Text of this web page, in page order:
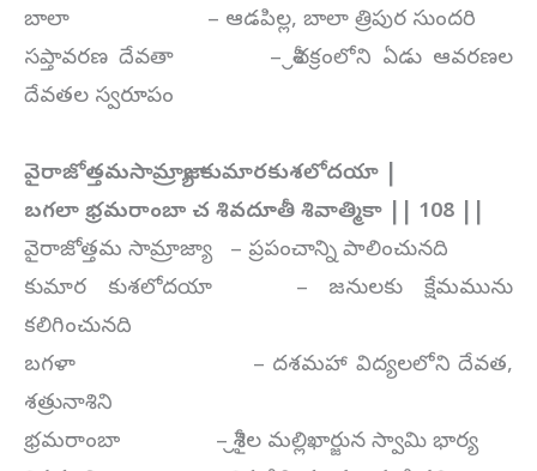
బాలా – ఆడపిల్ల, బాలా త్రిపుర సుందరి
సప్తావరణ దేవతా – శ్రీచక్రంలోని ఏడు ఆవరణల
దేవతల స్వరూపం
వైరాజోత్తమసామ్రాజ్యా కుమారకుశలోదయా |
బగలా భ్రమరాంబా చ శివదూతీ శివాత్మికా || 108 ||
వైరాజోత్తమ సామ్రాజ్యా – ప్రపంచాన్ని పాలించునది
కుమార కుశలోదయా – జనులకు క్షేమమును
కలిగించునది
బగళా – దశమహా విద్యలలోని దేవత,
శత్రునాశిని
భ్రమరాంబా – శ్రీశైల మల్లిఖార్జున స్వామి భార్య